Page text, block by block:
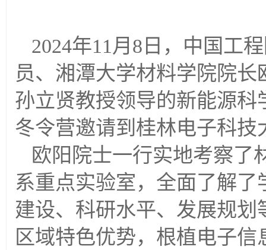
2024年11 月 8 日，中国工
员、湘潭大学材料学院院
孙立贤教授领导的新能源科
冬令营邀请到桂林电子科技
欧阳院士一行实地考察了
系重点实验室，全面了解
建设、科研水平、发展规
区域特色优势，根植电子